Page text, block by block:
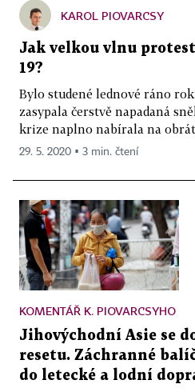
KAROL PIOVARCSY
Jak velkou vlnu
19?
Bylo studené lednové ráno
zasypala čerstvě napadaná
krize naplno nabírala na
29. 5. 2020 ▪ 3 min. čtení
KOMENTÁŘ K. PIOVARCSYHO
Jihovýchodní Asie se
resetu. Záchranné
do letecké a lodní